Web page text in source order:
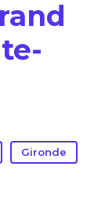
Gironde